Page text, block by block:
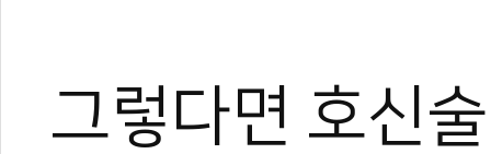
그렇다면 호신